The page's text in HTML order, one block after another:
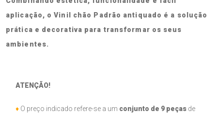
aplicação, o Vinil chão Padrão antiquado é a solução
prática e decorativa para transformar os seus
ambientes.
ATENÇÃO!
♦ O preço indicado refere-se a um conjunto de 9 peças de